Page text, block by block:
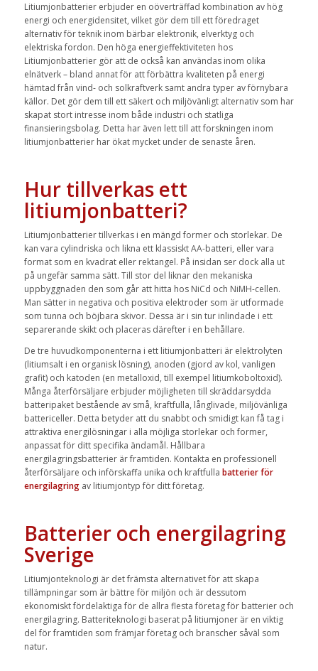
Litiumjonbatterier erbjuder en oöverträffad kombination av hög
energi och energidensitet, vilket gör dem till ett föredraget
alternativ för teknik inom bärbar elektronik, elverktyg och
elektriska fordon. Den höga energieffektiviteten hos
Litiumjonbatterier gör att de också kan användas inom olika
elnätverk – bland annat för att förbättra kvaliteten på energi
hämtad från vind- och solkraftverk samt andra typer av förnybara
källor. Det gör dem till ett säkert och miljövänligt alternativ som har
skapat stort intresse inom både industri och statliga
finansieringsbolag. Detta har även lett till att forskningen inom
litiumjonbatterier har ökat mycket under de senaste åren.
Hur tillverkas ett
litiumjonbatteri?
Litiumjonbatteriertillverkas i en mängd former och storlekar. De
kan vara cylindriska och likna ett klassiskt AA-batteri, eller vara
format som en kvadrat eller rektangel. På insidan ser dock alla ut
på ungefär samma sätt. Till stor del liknar den mekaniska
uppbyggnaden den som går att hitta hos NiCd och NiMH-cellen.
Man sätter in negativa och positiva elektroder som är utformade
som tunna och böjbara skivor. Dessa är i sin tur inlindade i ett
separerande skikt och placeras därefter i en behållare.
De tre huvudkomponenterna i ett litiumjonbatteri är elektrolyten
(litiumsalt i en organisk lösning), anoden (gjord av kol, vanligen
grafit) och katoden (en metalloxid, till exempel litiumkoboltoxid).
Många återförsäljare erbjuder möjligheten till skräddarsydda
batteripaket bestående av små, kraftfulla, långlivade, miljövänliga
battericeller. Detta betyder att du snabbt och smidigt kan få tag i
attraktiva energilösningar i alla möjliga storlekar och former,
anpassat för ditt specifika ändamål. Hållbara
energilagringsbatterierär framtiden. Kontakta en professionell
återförsäljare och införskaffa unika och kraftfulla batterier för
energilagringav litiumjontyp för ditt företag.
Batterier och energilagring
Sverige
Litiumjonteknologi är det främsta alternativet för att skapa
tillämpningar som är bättre för miljön och är dessutom
ekonomiskt fördelaktiga för de allra flestaföretag för batterier och
energilagring. Batteriteknologi baserat på litiumjoner är en viktig
del för framtiden som främjar företag och branscher såväl som
natur.